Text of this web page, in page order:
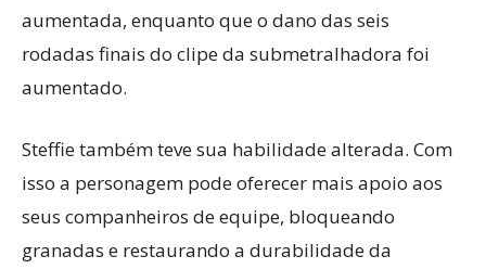
aumentada, enquanto que o dano das seis
rodadas finais do clipe da submetralhadora foi
aumentado.
Steffie também teve sua habilidade alterada. Com
isso a personagem pode oferecer mais apoio aos
seus companheiros de equipe, bloqueando
granadas e restaurando a durabilidade da